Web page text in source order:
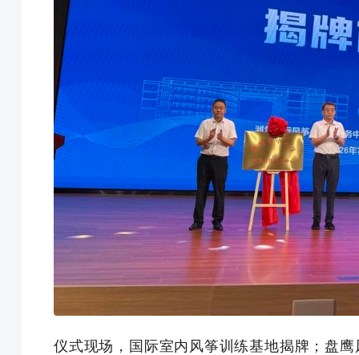
仪式现场，国际室内风筝训练基地揭牌；盘